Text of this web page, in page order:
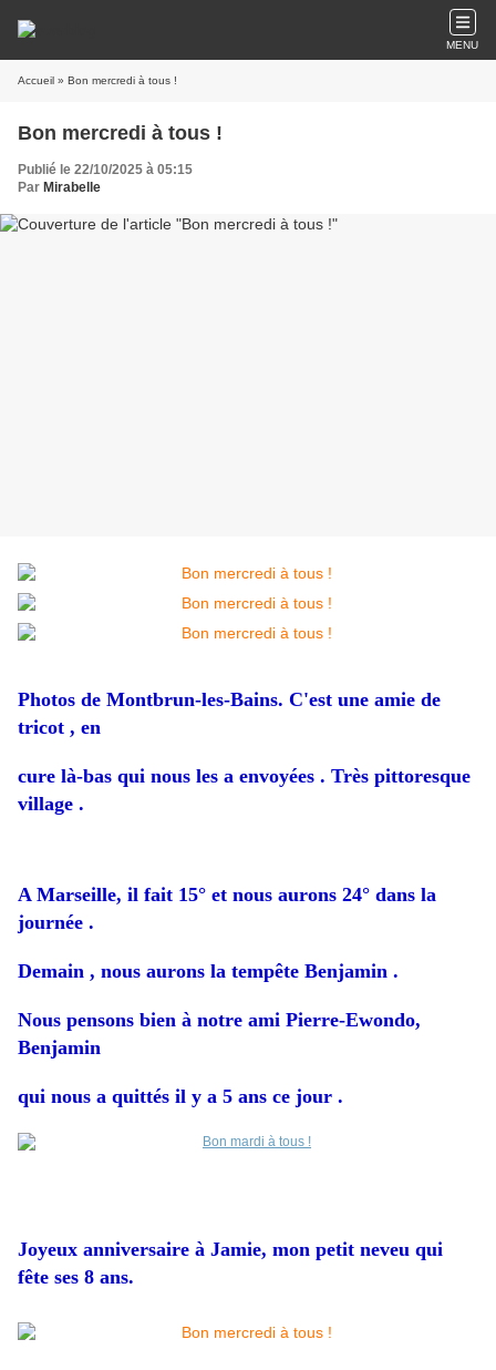
MENU
Accueil » Bon mercredi à tous !
Bon mercredi à tous !
Publié le 22/10/2025 à 05:15
Par Mirabelle
Photos de Montbrun-les-Bains. C'est une amie de
tricot , en
cure là-bas qui nous les a envoyées . Très pittoresque
village .
A Marseille, il fait 15° et nous aurons 24° dans la
journée .
Demain , nous aurons la tempête Benjamin .
Nous pensons bien à notre ami Pierre-Ewondo,
Benjamin
qui nous a quittés il y a 5 ans ce jour .
Joyeux anniversaire à Jamie, mon petit neveu qui
fête ses 8 ans.